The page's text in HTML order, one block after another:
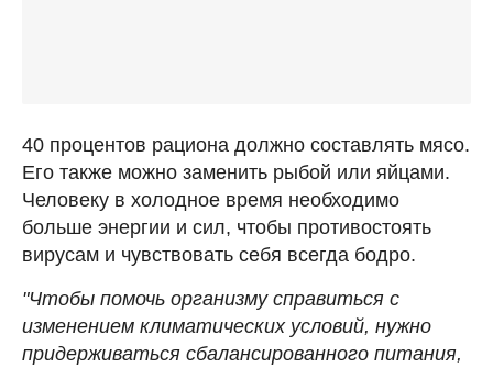
40 процентов рациона должно составлять мясо.
Его также можно заменить рыбой или яйцами.
Человеку в холодное время необходимо
больше энергии и сил, чтобы противостоять
вирусам и чувствовать себя всегда бодро.
"Чтобы помочь организму справиться с
изменением климатических условий, нужно
придерживаться сбалансированного питания,